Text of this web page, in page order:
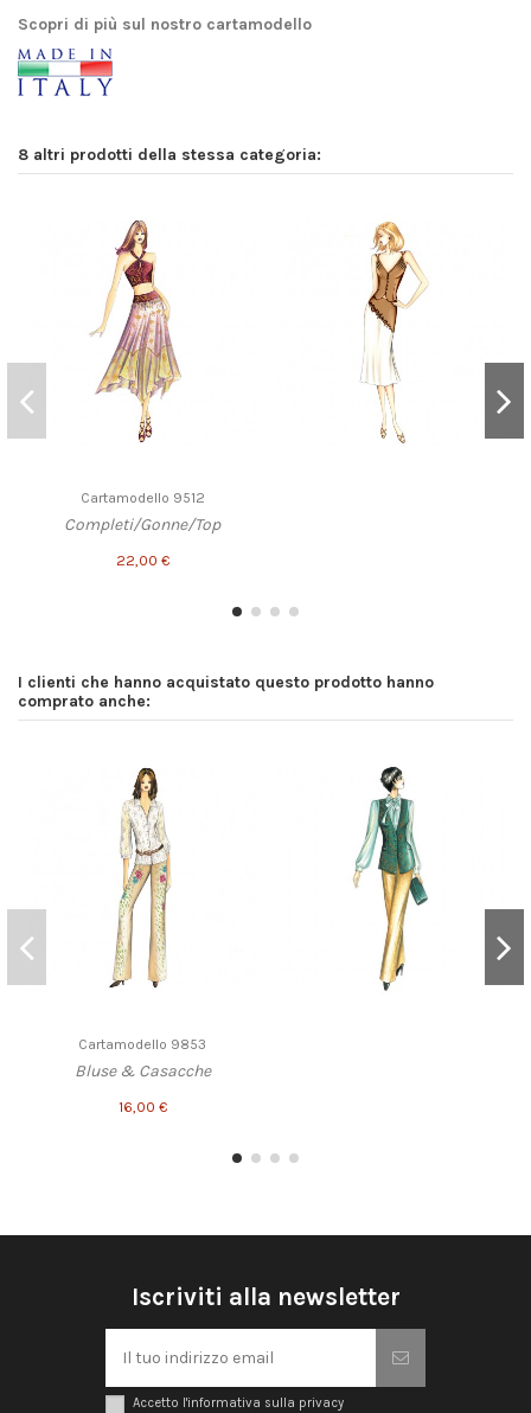
Scopri di più sul nostro cartamodello
8 altri prodotti della stessa categoria:
Cartamodello 9512
Completi/Gonne/Top
22,00 €
I clienti che hanno acquistato questo prodotto hanno
comprato anche:
Cartamodello 9853
Bluse & Casacche
16,00 €
Iscriviti alla newsletter
Accetto l'informativa sulla privacy